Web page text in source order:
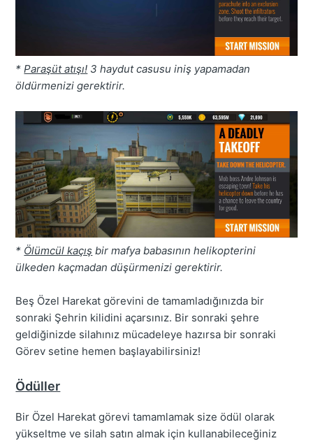
* Paraşüt atışı! 3 haydut casusu iniş yapamadan
öldürmenizi gerektirir.
* Ölümcül kaçış bir mafya babasının helikopterini
ülkeden kaçmadan düşürmenizi gerektirir.
Beş Özel Harekat görevini de tamamladığınızda bir
sonraki Şehrin kilidini açarsınız. Bir sonraki şehre
geldiğinizde silahınız mücadeleye hazırsa bir sonraki
Görev setine hemen başlayabilirsiniz!
Ödüller
Bir Özel Harekat görevi tamamlamak size ödül olarak
yükseltme ve silah satın almak için kullanabileceğiniz